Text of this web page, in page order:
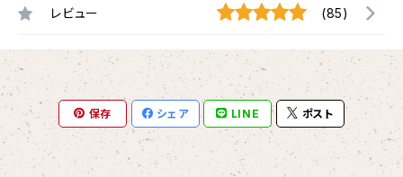
レビュー (85)
保存 シェア LINE ポスト